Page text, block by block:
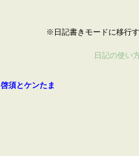
※日記書きモードに移行
日記の使い
啓須とケンたま